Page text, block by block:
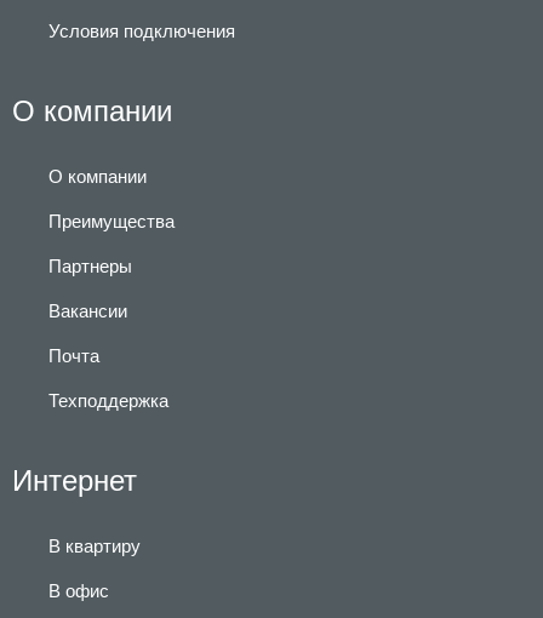
Условия подключения
О компании
О компании
Преимущества
Партнеры
Вакансии
Почта
Техподдержка
Интернет
В квартиру
В офис